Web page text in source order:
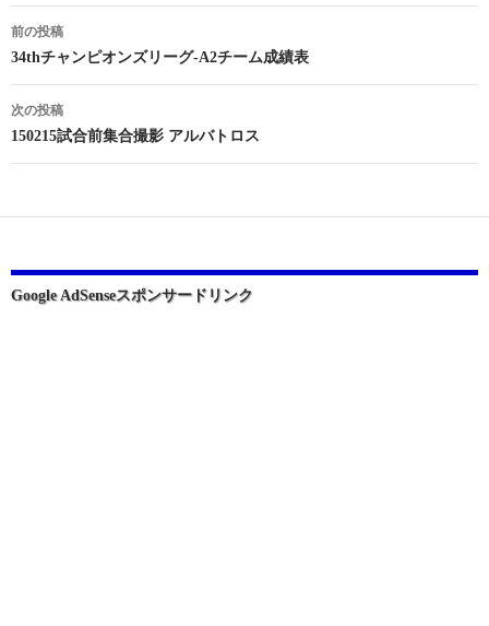
投
稿
ナ
ビ
ー
ョ
前の投稿
34thチャンピオンズリーグ-A2チーム成績表
次の投稿
150215試合前集合撮影 アルバトロス
Google AdSenseスポンサードリンク